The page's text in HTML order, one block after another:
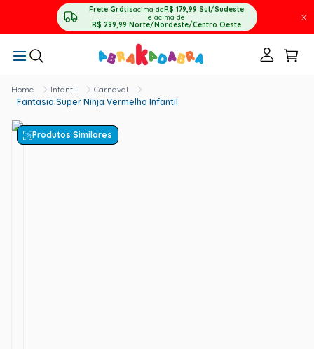
Frete Grátisacima deR$ 179,99 Sul/Sudeste
e acima de
R$ 299,99 Norte/Nordeste/Centro Oeste
X
Infantil
Carnaval
Fantasia Super Ninja Vermelho Infantil
Produtos Similares